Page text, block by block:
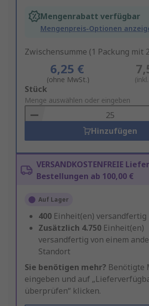
Mengenrabatt verfügbar
Mengenpreis-Optionen
Zwischensumme (1 Packung mit
6,25 €
(ohne MwSt.)
Add
to
Basket
Stück
Menge auswählen oder eingeben
Hinzufügen
VERSANDKOSTENFREIE
Bestellungen ab 100,00 €
Auf Lager
400 Einheit(en) versandfertig
Zusätzlich 4.750 Einheit(en)
versandfertig von einem
Standort
Sie benötigen mehr? Benötigte
eingeben und auf
überprüfen“ klicken.